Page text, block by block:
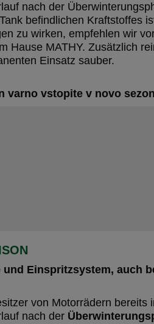
nach der
befindlichen Kraftstoffes
zu wirken, empfehlen wir
Hause MATHY. Zusätzlich
Einsatz sauber.
varno vstopite v novo
Einspritzsystem, auch
von Motorrädern bereits
nach der